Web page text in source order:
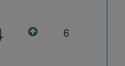
6